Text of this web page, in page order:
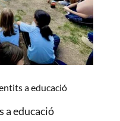
a educació
a educació